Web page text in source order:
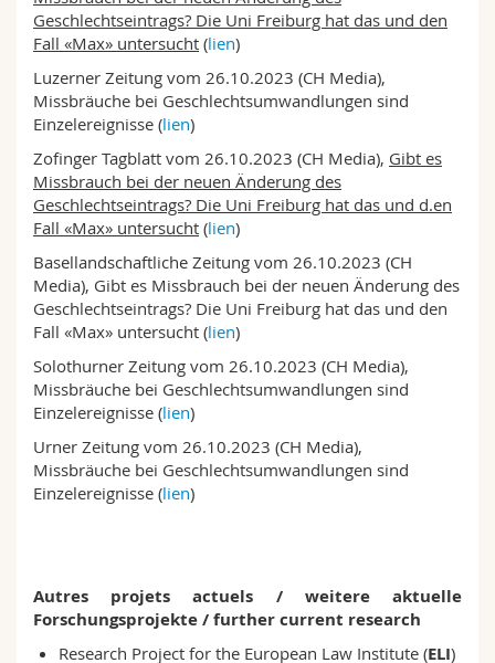
Geschlechtseintrags? Die Uni Freiburg hat das und den
Fall «Max» untersucht (lien)
Luzerner Zeitung vom 26.10.2023 (CH Media),
Missbräuche bei Geschlechtsumwandlungen sind
Einzelereignisse (lien)
Zofinger Tagblatt vom 26.10.2023 (CH Media), Gibt es
Missbrauch bei der neuen Änderung des
Geschlechtseintrags? Die Uni Freiburg hat das und d.en
Fall «Max» untersucht (lien)
Basellandschaftliche Zeitung vom 26.10.2023 (CH
Media), Gibt es Missbrauch bei der neuen Änderung des
Geschlechtseintrags? Die Uni Freiburg hat das und den
Fall «Max» untersucht (lien)
Solothurner Zeitung vom 26.10.2023 (CH Media),
Missbräuche bei Geschlechtsumwandlungen sind
Einzelereignisse (lien)
Urner Zeitung vom 26.10.2023 (CH Media),
Missbräuche bei Geschlechtsumwandlungen sind
Einzelereignisse (lien)
Autres projets actuels / weitere aktuelle
Forschungsprojekte / further current research
Research Project for the European Law Institute (ELI)